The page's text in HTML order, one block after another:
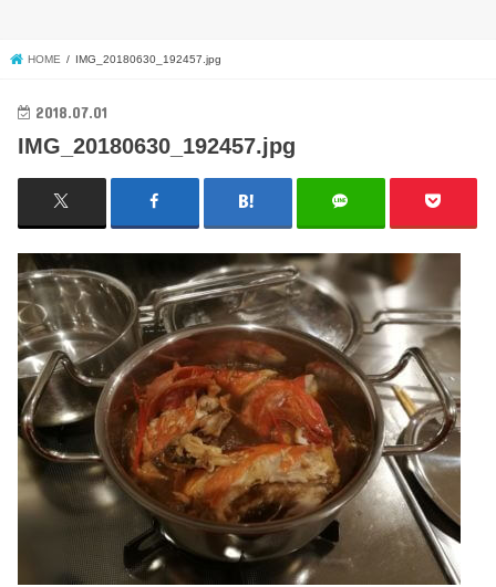
HOME IMG_20180630_192457.jpg
2018.07.01
IMG_20180630_192457.jpg